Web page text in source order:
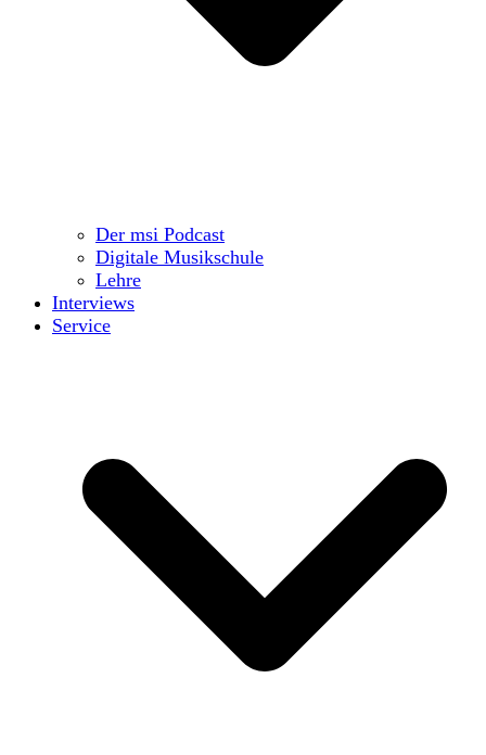
Der msi Podcast
Digitale Musikschule
Lehre
Interviews
Service